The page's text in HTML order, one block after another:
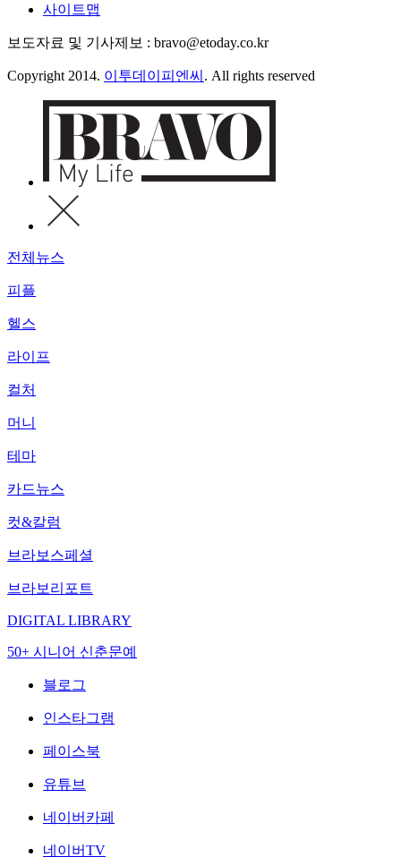
사이트맵
보도자료 및 기사제보 : bravo@etoday.co.kr
Copyright 2014. 이투데이피엔씨 . All rights reserved
전체뉴스
피플
헬스
라이프
컬처
머니
테마
카드뉴스
컷&칼럼
브라보스페셜
브라보리포트
DIGITAL LIBRARY
50+ 시니어 신춘문예
블로그
인스타그램
페이스북
유튜브
네이버카페
네이버TV